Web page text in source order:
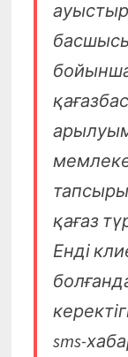
қағаз
Енді
sms-